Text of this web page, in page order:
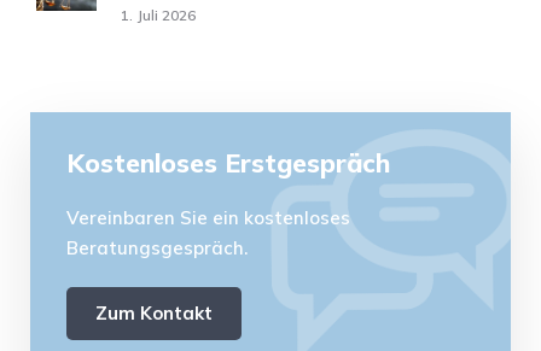
1. Juli 2026
Kostenloses Erstgespräch
Vereinbaren Sie ein kostenloses
Beratungsgespräch.
Zum Kontakt